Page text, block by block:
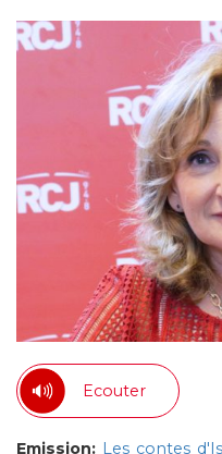
Ecouter
Emission: Les contes